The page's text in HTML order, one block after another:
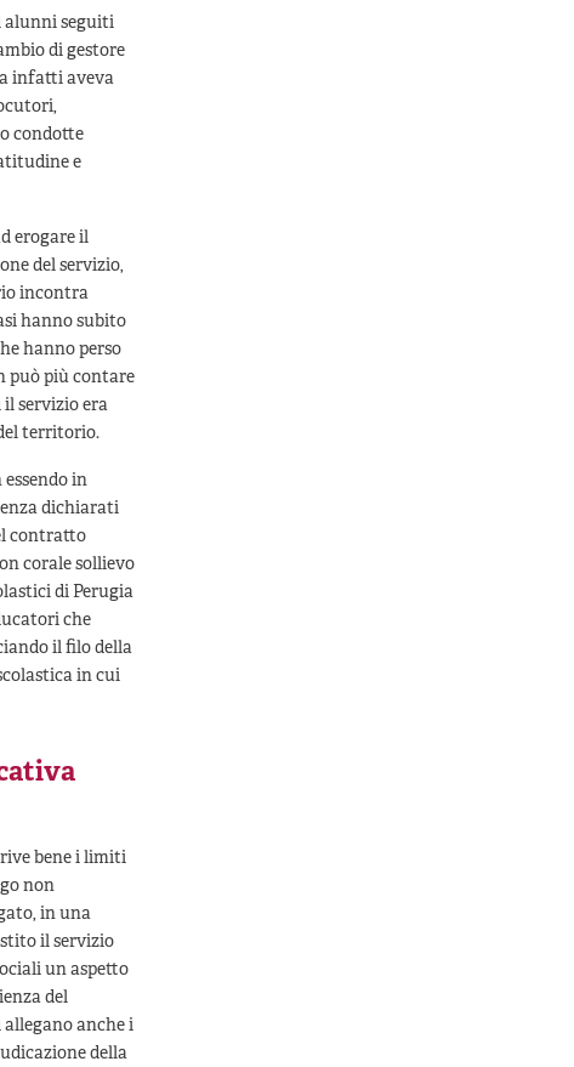
alunni seguiti
di gestore
infatti aveva
condotte
e
erogare il
del servizio,
incontra
hanno subito
hanno perso
può più contare
il servizio era
territorio.
in
dichiarati
contratto
corale sollievo
di Perugia
che
il filo della
in cui
bene i limiti
non
in una
il servizio
un aspetto
del
allegano anche i
della